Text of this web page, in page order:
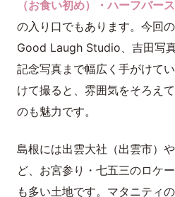
（お食い初め）・ハーフバー
の入り口でもあります。今回
Good Laugh Studio、吉田写
記念写真まで幅広く手がけて
けて撮ると、雰囲気をそろえ
のも魅力です。
島根には出雲大社（出雲市）
ど、お宮参り・七五三のロケ
も多い土地です。マタニティ